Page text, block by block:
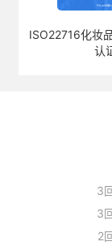
ISO22716化妆
认
3
3
2